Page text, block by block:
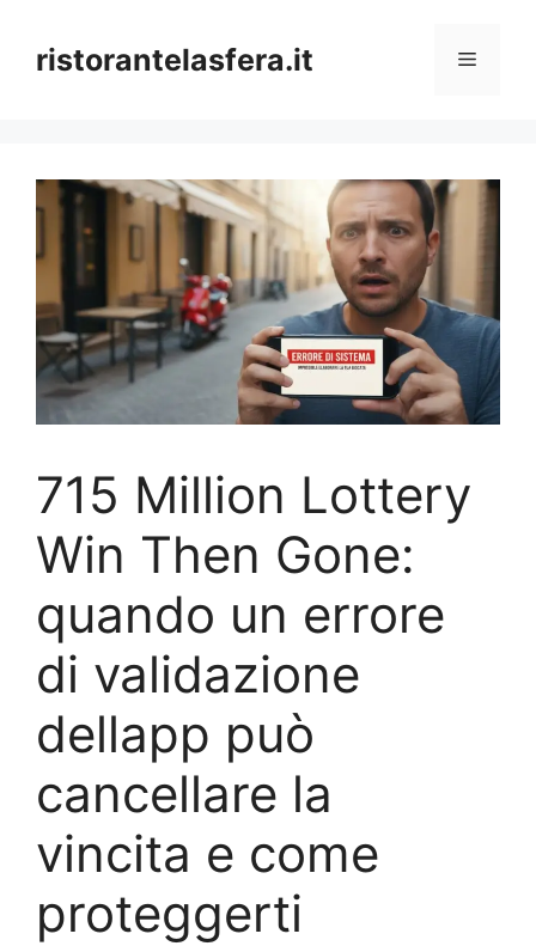
contentristorantelasfera.it Menu
715 Million Lottery
Win Then Gone:
quando un errore
di validazione
dellapp può
cancellare la
vincita e come
proteggerti